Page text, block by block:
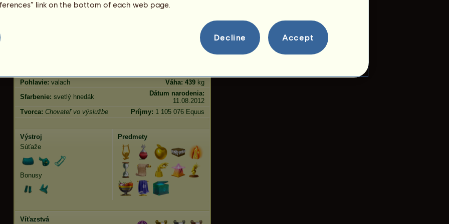
skákanie
Pohlavie: valach Váha: 439 kg
Sfarbenie: svetlý hnedák
Dátum narodenia:
11.08.2012
Tvorca: Chovateľ vo výslužbe Príjmy: 1 105 076 Equus
Výstroj
Súťaže
Bonusy
Predmety
Víťazstvá
link on the bottom of each web page.
Decline Accept